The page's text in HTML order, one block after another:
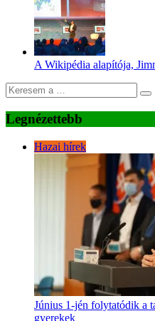
A Wikipédia alapítója,
Legnézettebb
Hazai hírek
Június 1-jén folytatódik a
gyerekek